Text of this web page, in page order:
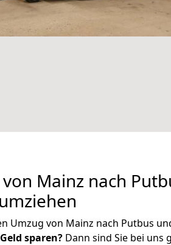
Mainz nach
Umzug von Mainz nach Putbus
sparen? Dann sind Sie bei uns